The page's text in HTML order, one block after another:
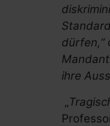
dürfen,“
ihre
„